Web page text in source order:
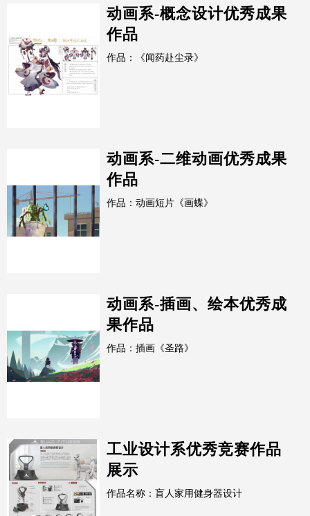
动画系-概念设计优秀成果
作品
作品：《闻药赴尘录》
动画系-二维动画优秀成果
作品
作品：动画短片《画蝶》
动画系-插画、绘本优秀成
果作品
作品：插画《圣路》
工业设计系优秀竞赛作品
展示
作品名称：盲人家用健身器设计